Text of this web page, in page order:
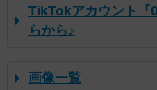
TikTokアカウント『
らから♪
画像一覧